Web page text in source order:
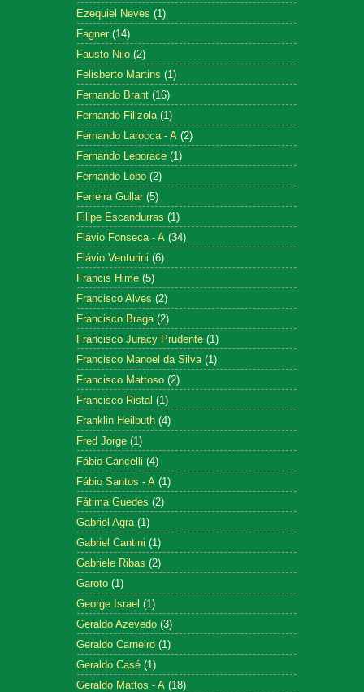
Ezequiel Neves (1)
Fagner (14)
Fausto Nilo (2)
Felisberto Martins (1)
Fernando Brant (16)
Fernando Filizola (1)
Fernando Larocca - A (2)
Fernando Leporace (1)
Fernando Lobo (2)
Ferreira Gullar (5)
Filipe Escandurras (1)
Flávio Fonseca - A (34)
Flávio Venturini (6)
Francis Hime (5)
Francisco Alves (2)
Francisco Braga (2)
Francisco Juracy Prudente (1)
Francisco Manoel da Silva (1)
Francisco Mattoso (2)
Francisco Ristal (1)
Franklin Heilbuth (4)
Fred Jorge (1)
Fábio Cancelli (4)
Fábio Santos - A (1)
Fátima Guedes (2)
Gabriel Agra (1)
Gabriel Cantini (1)
Gabriele Ribas (2)
Garoto (1)
George Israel (1)
Geraldo Azevedo (3)
Geraldo Carneiro (1)
Geraldo Casé (1)
Geraldo Mattos - A (18)